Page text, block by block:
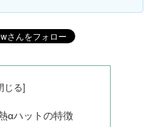
αハットの特徴